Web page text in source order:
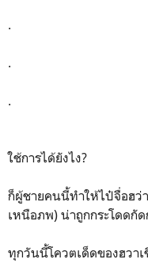
.
.
.
ใช้การได้ยังไง?
ก็ผู้ชายคนนี้ทำให้ไป๋จื่อฮว่
เหนือภพ) น่าถูกกระโดดกัด
ทุกวันนี้โควตเด็ดของฮวา